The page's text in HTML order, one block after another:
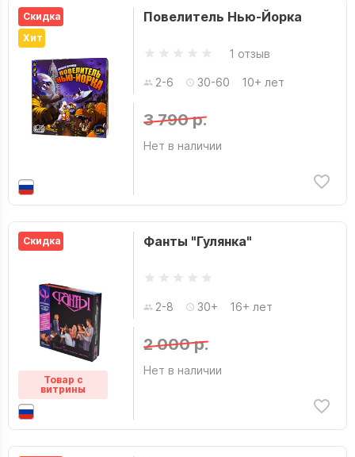
Скидка
Хит
Повелитель Нью-Йорка
1 отзыв
2-6 30-60 10+ лет
3 790 р.
Нет в наличии
Скидка
Товар с
витрины
Фанты "Гулянка"
2-8 30+ 16+ лет
2 000 р.
Нет в наличии